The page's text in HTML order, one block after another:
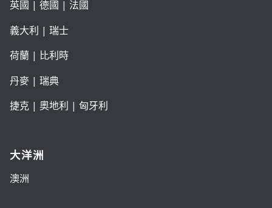
英國 | 德國 | 法國
義大利 | 瑞士
荷蘭| 比利時
丹麥| 瑞典
捷克| 奧地利 | 匈牙利
大洋洲
澳洲